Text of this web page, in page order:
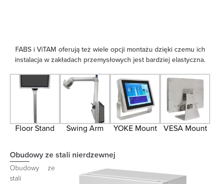
FABS i ViTAM oferują też wiele opcji montażu dzięki czemu ich
instalacja w zakładach przemysłowych jest bardziej elastyczna.
Floor Stand Swing Arm YOKE Mount VESA Mount
Obudowy ze stali nierdzewnej
Obudowy ze
stali